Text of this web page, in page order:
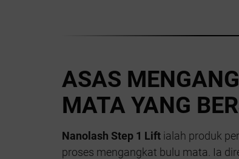
ASAS
MATA YANG
Nanolash Step 1 Lift ialah produk
proses mengangkat bulu mata. Ia